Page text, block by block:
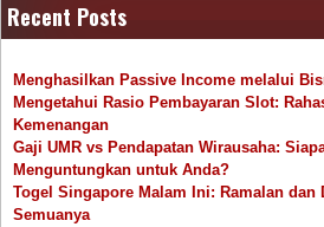
Recent Posts
Menghasilkan Passive Income melalui
Mengetahui Rasio Pembayaran Slot:
Kemenangan
Gaji UMR vs Pendapatan Wirausaha:
Menguntungkan untuk Anda?
Togel Singapore Malam Ini: Ramalan
Semuanya